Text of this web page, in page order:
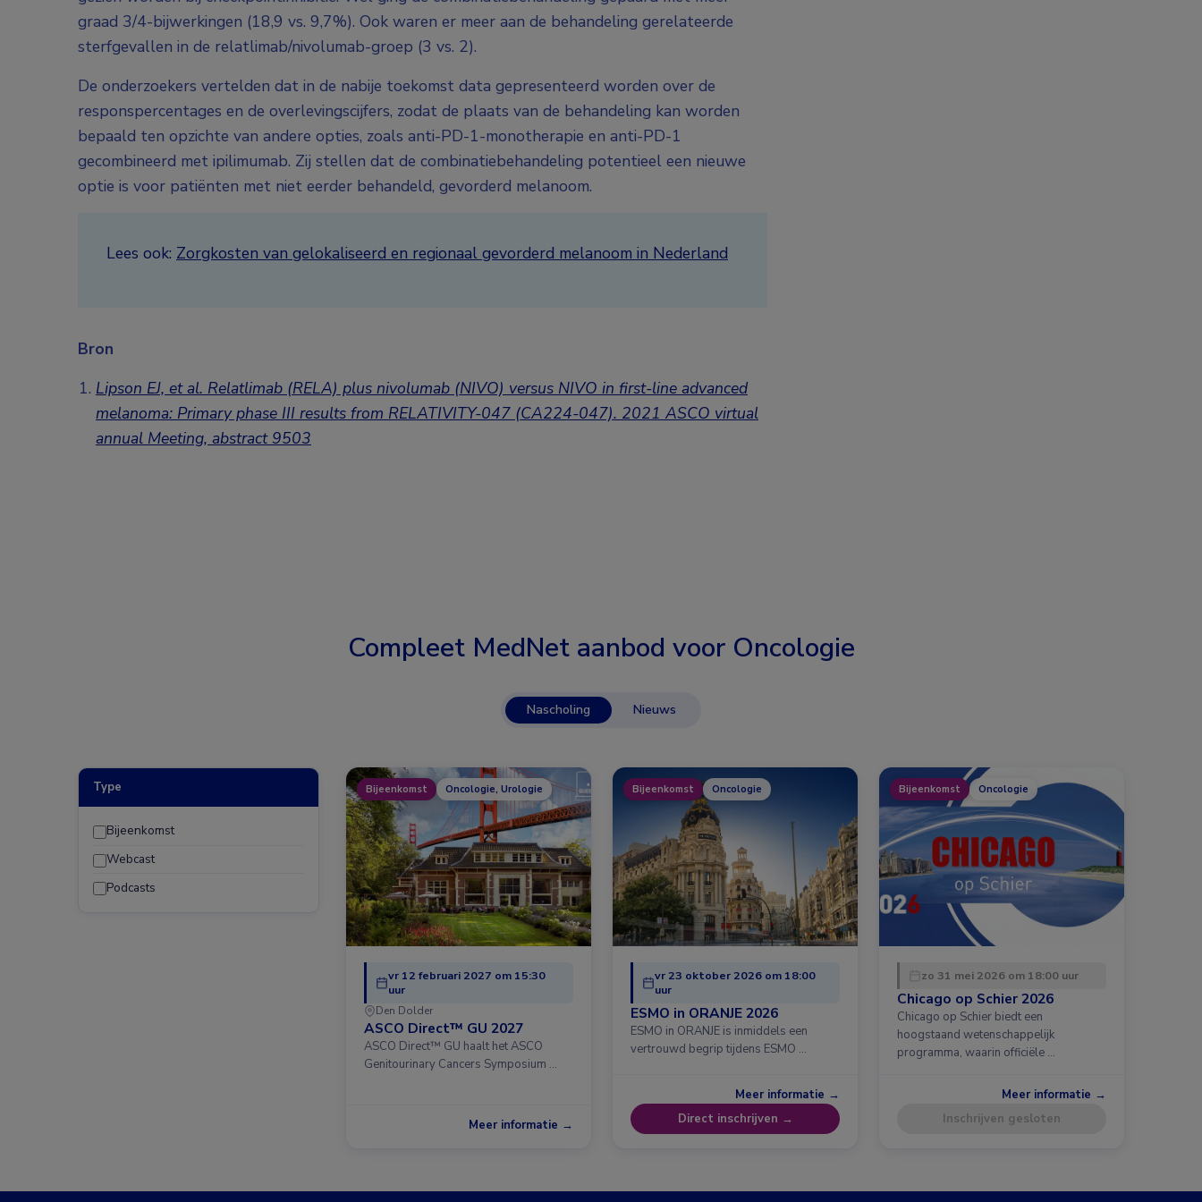
graad 3/4-bijwerkingen (18,9 vs. 9,7%). Ook waren er meer aan de behandeling gerelateerde
sterfgevallen in de relatlimab/nivolumab-groep (3 vs. 2).
De onderzoekers vertelden dat in de nabije toekomst data gepresenteerd worden over de
responspercentages en de overlevingscijfers, zodat de plaats van de behandeling kan worden
bepaald ten opzichte van andere opties, zoals anti-PD-1-monotherapie en anti-PD-1
gecombineerd met ipilimumab. Zij stellen dat de combinatiebehandeling potentieel een nieuwe
optie is voor patiënten met niet eerder behandeld, gevorderd melanoom.
Lees ook: Zorgkosten van gelokaliseerd en regionaal gevorderd melanoom in Nederland
Bron
Lipson EJ, et al. Relatlimab (RELA) plus nivolumab (NIVO) versus NIVO in first-line advanced
melanoma: Primary phase III results from RELATIVITY-047 (CA224-047). 2021 ASCO virtual
annual Meeting, abstract 9503
Compleet MedNet aanbod voor Oncologie
Nascholing Nieuws
Type
Bijeenkomst
Webcast
Podcasts
Bijeenkomst Oncologie, Urologie
vr 12 februari 2027 om 15:30
uur
Den Dolder
ASCO Direct™ GU 2027
ASCO Direct™ GU haalt het ASCO
Genitourinary Cancers Symposium …
Meer informatie →
Bijeenkomst Oncologie
vr 23 oktober 2026 om 18:00
uur
ESMO in ORANJE 2026
ESMO in ORANJE is inmiddels een
vertrouwd begrip tijdens ESMO …
Meer informatie →
Direct inschrijven →
Bijeenkomst Oncologie
zo 31 mei 2026 om 18:00 uur
Chicago op Schier 2026
Chicago op Schier biedt een
hoogstaand wetenschappelijk
programma, waarin officiële …
Meer informatie →
Inschrijven gesloten